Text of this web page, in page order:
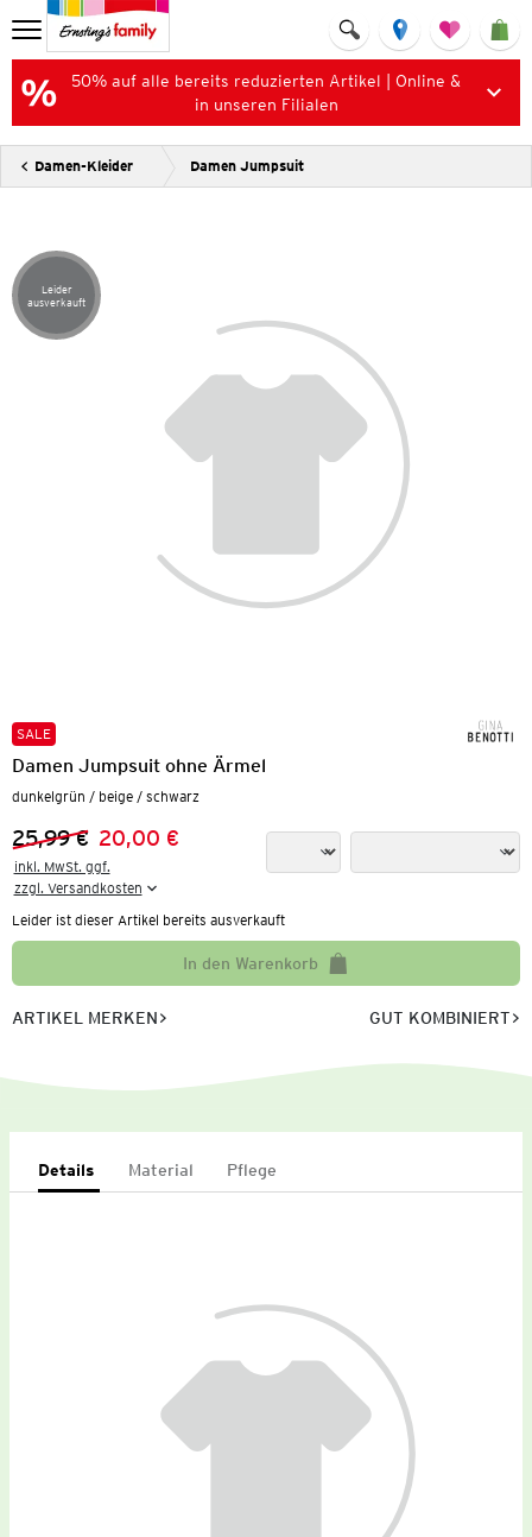
50% auf alle bereits reduzierten Artikel | Online &
in unseren Filialen
Damen-Kleider Damen Jumpsuit
Artikel leider ausverkauft
Leider
ausverkauft
SALE
Damen Jumpsuit ohne Ärmel
dunkelgrün / beige / schwarz
Vorheriger Preis:
25,99 €
Neuer Preis:20,00 €
inkl. MwSt. ggf.
zzgl. Versandkosten
Leider ist dieser Artikel bereits ausverkauft
In den Warenkorb
ARTIKEL MERKEN GUT KOMBINIERT
Details Material Pflege